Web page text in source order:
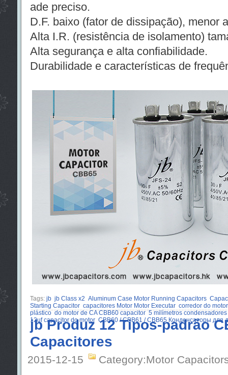
ade preciso.
D.F. baixo (fator de dissipação), menor
Alta I.R. (resistência de isolamento)
Alta segurança e alta confiabilidade.
Durabilidade e características de
Tags: jb jb Class x2 Aluminum Case Motor Running Capacitors
Starting Capacitor capacitores Motor Motor Executar corredor do
plástico do motor de CA CBB60 capacitor 5 milímetros condensadores
12uf capacitor do motor CBB60 / CBB61 / CBB65 Конденсаторы для
jb Produz 12 Tipos-padrão
Capacitores
2015-12-15 Category:Motor